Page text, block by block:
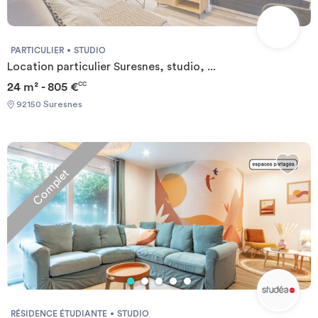
PARTICULIER STUDIO
Location particulier Suresnes, studio, ...
24 m² - 805 €CC
92150 Suresnes
Complet
RÉSIDENCE ÉTUDIANTE STUDIO